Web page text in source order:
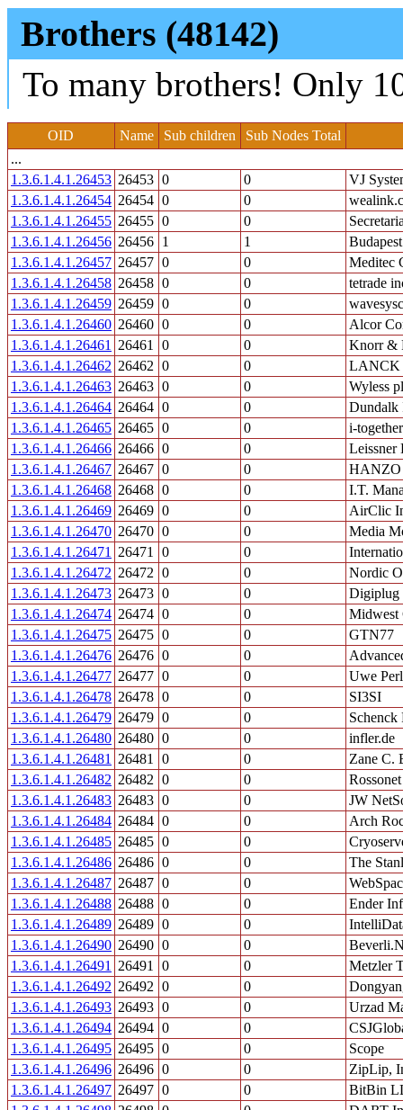
Brothers (48142)
To many brothers! Only
OID Name Sub children
Sub Nodes Total
...
1.3.6.1.4.1.26453 26453 0 0
VJ
1.3.6.1.4.1.26454 26454 0 0
1.3.6.1.4.1.26455 26455 0 0
1.3.6.1.4.1.26456 26456 1 1
1.3.6.1.4.1.26457 26457 0 0
Meditec
1.3.6.1.4.1.26458 26458 0 0
tetrade
1.3.6.1.4.1.26459 26459 0 0
1.3.6.1.4.1.26460 26460 0 0
Alcor
1.3.6.1.4.1.26461
26461 0 0
Knorr &
1.3.6.1.4.1.26462 26462 0 0
LANCK
1.3.6.1.4.1.26463 26463 0 0
Wyless
1.3.6.1.4.1.26464 26464 0 0
Dundalk
1.3.6.1.4.1.26465 26465 0 0
i-
1.3.6.1.4.1.26466 26466 0 0
Leissner
1.3.6.1.4.1.26467 26467 0 0
HANZO
1.3.6.1.4.1.26468 26468 0 0
I.T.
1.3.6.1.4.1.26469 26469 0 0
AirClic
1.3.6.1.4.1.26470 26470 0 0
Media
1.3.6.1.4.1.26471
26471 0 0
1.3.6.1.4.1.26472 26472 0 0
Nordic
1.3.6.1.4.1.26473 26473 0 0
Digiplug
1.3.6.1.4.1.26474 26474 0 0
Midwest
1.3.6.1.4.1.26475 26475 0 0
GTN77
1.3.6.1.4.1.26476 26476 0 0
1.3.6.1.4.1.26477 26477 0 0
Uwe Perl
1.3.6.1.4.1.26478 26478 0 0
SI3SI
1.3.6.1.4.1.26479 26479 0 0
Schenck
1.3.6.1.4.1.26480 26480 0 0
infler.de
1.3.6.1.4.1.26481
26481 0 0
Zane C.
1.3.6.1.4.1.26482 26482 0 0
1.3.6.1.4.1.26483 26483 0 0
JW
1.3.6.1.4.1.26484 26484 0 0
Arch
1.3.6.1.4.1.26485 26485 0 0
1.3.6.1.4.1.26486 26486 0 0
The
1.3.6.1.4.1.26487 26487 0 0
1.3.6.1.4.1.26488 26488 0 0
Ender
1.3.6.1.4.1.26489 26489 0 0
1.3.6.1.4.1.26490 26490 0 0
1.3.6.1.4.1.26491
26491 0 0
Metzler
1.3.6.1.4.1.26492 26492 0 0
1.3.6.1.4.1.26493 26493 0 0
Urzad
1.3.6.1.4.1.26494 26494 0 0
1.3.6.1.4.1.26495 26495 0 0
Scope
1.3.6.1.4.1.26496 26496 0 0
ZipLip,
1.3.6.1.4.1.26497 26497 0 0
BitBin